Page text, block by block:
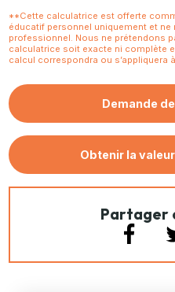
**Cette calculatrice est offerte
éducatif personnel uniquement et
professionnel. Nous ne prétendons
calculatrice soit exacte ni complète
calcul correspondra ou s’appliquera
Demande
Obtenir la
Partager